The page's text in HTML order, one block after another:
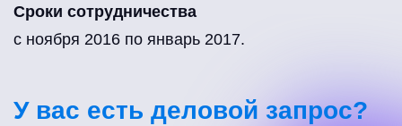
Сроки сотрудничества
с ноября 2016 по январь 2017.
У вас есть деловой запрос?